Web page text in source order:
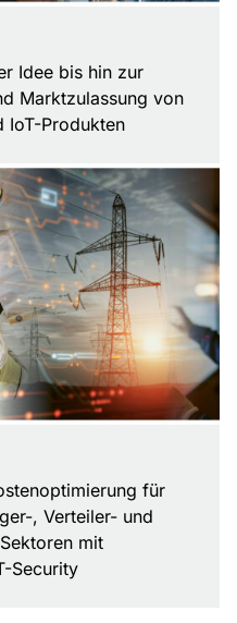
Idee bis hin zur
Marktzulassung von
IoT-Produkten
für
, Verteiler- und
mit
Security